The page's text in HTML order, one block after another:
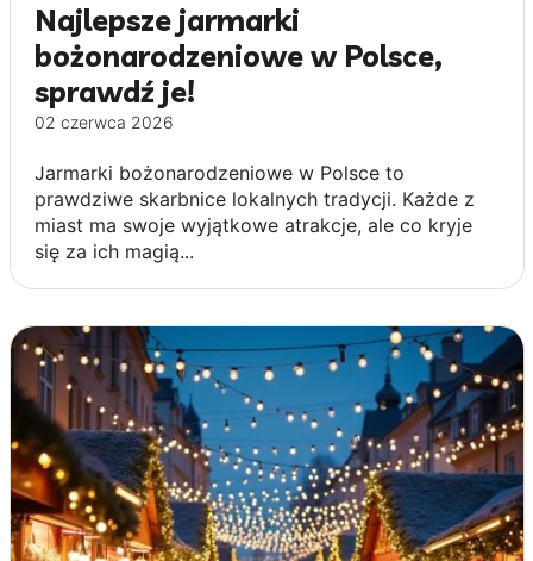
Najlepsze jarmarki
bożonarodzeniowe w Polsce,
sprawdź je!
02 czerwca 2026
Jarmarki bożonarodzeniowe w Polsce to
prawdziwe skarbnice lokalnych tradycji. Każde z
miast ma swoje wyjątkowe atrakcje, ale co kryje
się za ich magią...